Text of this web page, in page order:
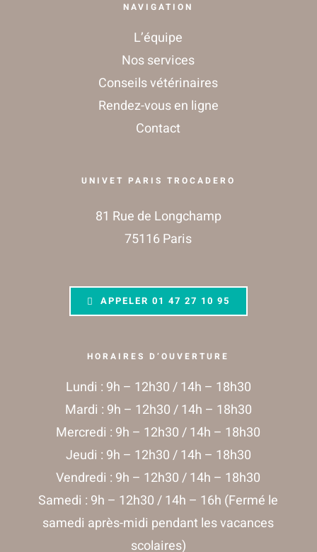
NAVIGATION
L’équipe
Nos services
Conseils vétérinaires
Rendez-vous en ligne
Contact
UNIVET PARIS TROCADERO
81 Rue de Longchamp
75116 Paris
APPELER01 47 27 10 95
HORAIRES D’OUVERTURE
Lundi : 9h – 12h30 / 14h – 18h30
Mardi : 9h – 12h30 / 14h – 18h30
Mercredi : 9h – 12h30 / 14h – 18h30
Jeudi : 9h – 12h30 / 14h – 18h30
Vendredi : 9h – 12h30 / 14h – 18h30
Samedi : 9h – 12h30 / 14h – 16h (Fermé le
samedi après-midi pendant les vacances
scolaires)